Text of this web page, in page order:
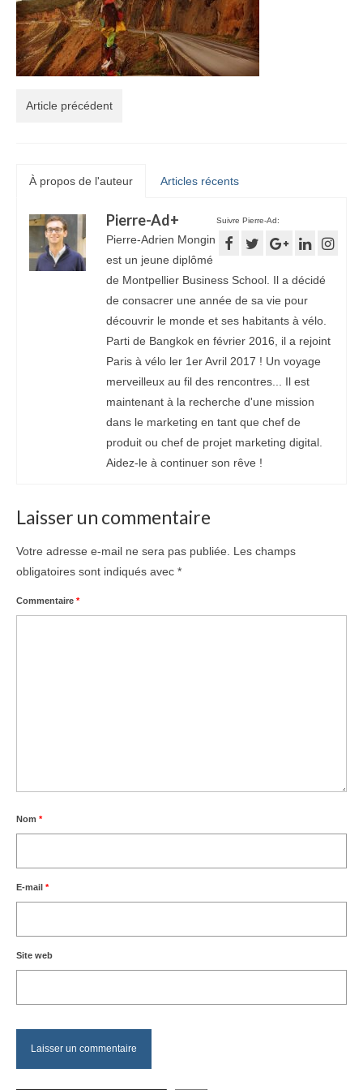
Article précédent
À propos de l'auteur Articles récents
Suivre Pierre-Ad:
Pierre-Ad+
Pierre-Adrien Mongin
est un jeune diplômé
de Montpellier Business School. Il a décidé
de consacrer une année de sa vie pour
découvrir le monde et ses habitants à vélo.
Parti de Bangkok en février 2016, il a rejoint
Paris à vélo ler 1er Avril 2017 ! Un voyage
merveilleux au fil des rencontres... Il est
maintenant à la recherche d'une mission
dans le marketing en tant que chef de
produit ou chef de projet marketing digital.
Aidez-le à continuer son rêve !
Laisser un commentaire
Votre adresse e-mail ne sera pas publiée.
Les champs
obligatoires sont indiqués avec *
Commentaire *
Nom *
E-mail *
Site web